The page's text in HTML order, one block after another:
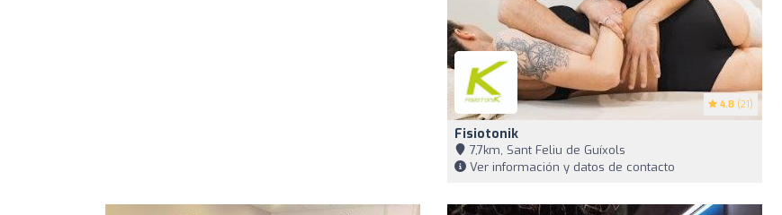
4.8 (21)
Fisiotonik
7,7km, Sant Feliu de Guíxols
Ver información y datos de contacto